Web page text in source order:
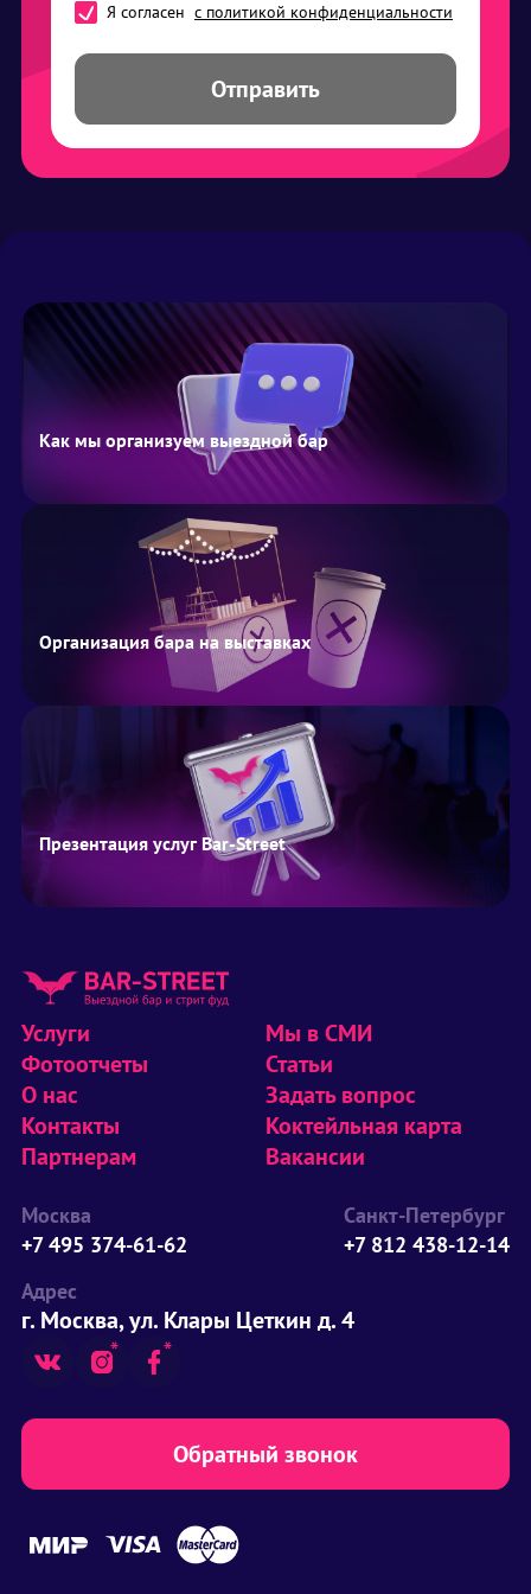
Я согласен с политикой конфиденциальности
Отправить
Как мы организуем выездной бар
Организация бара на выставках
Презентация услуг Bar-Street
Услуги
Фотоотчеты
О нас
Контакты
Партнерам
Мы в СМИ
Статьи
Задать вопрос
Коктейльная карта
Вакансии
Москва
+7 495 374-61-62
Санкт-Петербург
+7 812 438-12-14
Адрес
г. Москва, ул. Клары Цеткин д. 4
Обратный звонок